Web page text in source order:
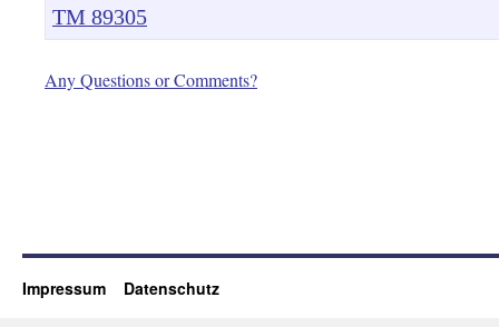
TM 89305
Any Questions or Comments?
Impressum Datenschutz